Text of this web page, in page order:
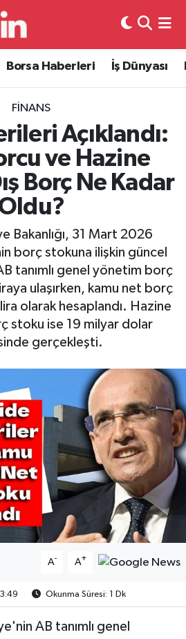
Borsa Haberleri İş Dünyası
FINANS
Açıklandı:
ve Hazine
Borç Ne Kadar
Bakanlığı, 31 Mart 2026
borç stokuna ilişkin güncel
tanımlı genel yönetim borç
ulaşırken, kamu net borç
olarak hesaplandı. Hazine
stoku ise 19 milyar dolar
gerçekleşti.
A- A+
Okunma Süresi: 1 Dk
AB tanımlı genel
ve Fikstür